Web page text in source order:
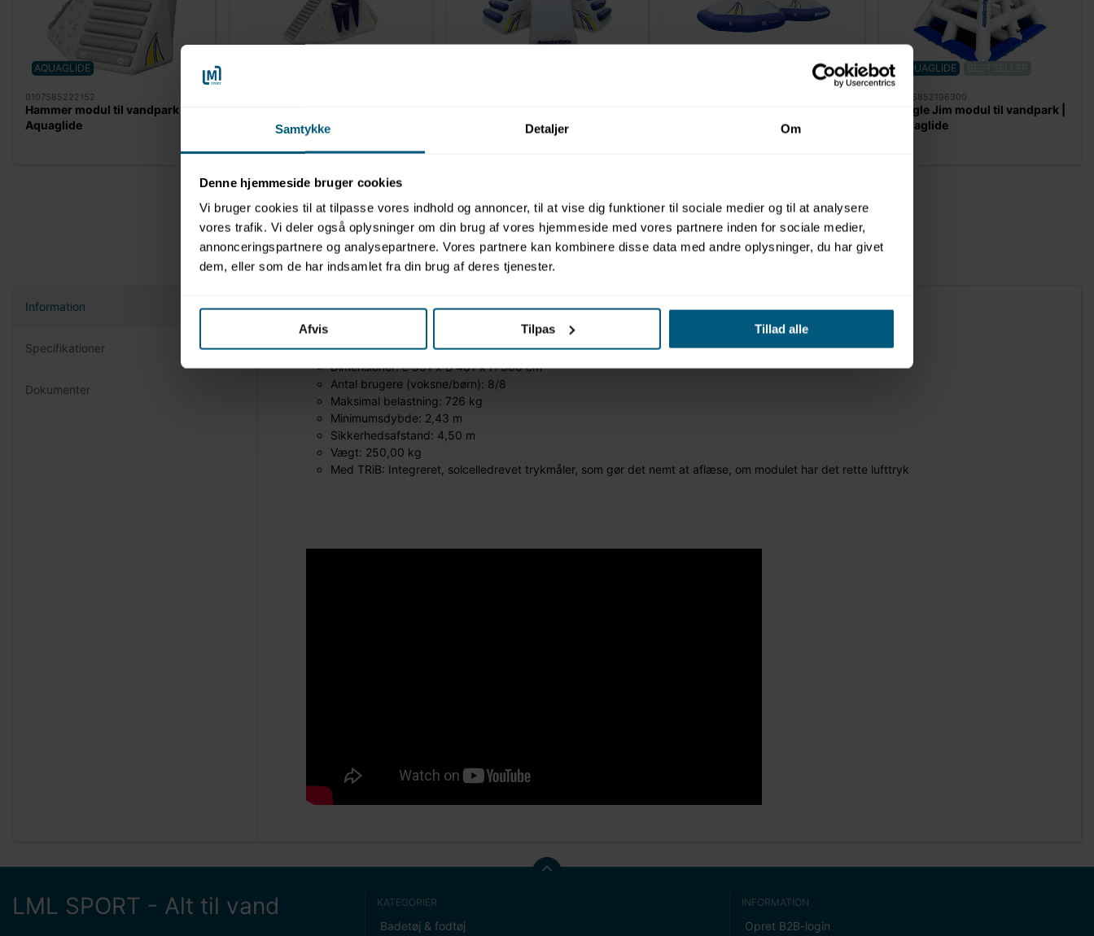
Samtykke Detaljer Om
Denne hjemmeside bruger cookies
Vi bruger cookies til at tilpasse vores indhold og annoncer, til at vise dig funktioner til sociale medier og til at analysere
vores trafik. Vi deler også oplysninger om din brug af vores hjemmeside med vores partnere inden for sociale medier,
annonceringspartnere og analysepartnere. Vores partnere kan kombinere disse data med andre oplysninger, du har givet
dem, eller som de har indsamlet fra din brug af deres tjenester.
Afvis Tilpas Tillad alle
AQUAGLIDE
0107585222152
Hammer modul til vandpark |
Aquaglide
Aquaglide
vandpark | Aquaglide
AQUAGLIDE
01075852196300
Jungle Jim modul til vandpark |
Aquaglide
Information
Specifikationer
Dokumenter
Aquaglide Anvil
Dimensioner: L 551 x B 481 x H 300 cm
Antal brugere (voksne/børn): 8/8
Maksimal belastning: 726 kg
Minimumsdybde: 2,43 m
Sikkerhedsafstand: 4,50 m
Vægt: 250,00 kg
Med TRiB: Integreret, solcelledrevet trykmåler, som gør det nemt at aflæse, om modulet har det rette lufttryk
LML SPORT - Alt til vand KATEGORIER
Badetøj & fodtøj
INFORMATION
Opret B2B-login